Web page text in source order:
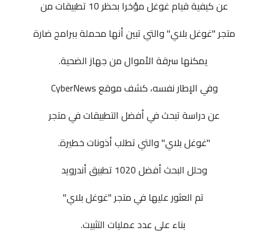
عن كيفية قيام غوغل مؤخرا بحظر 10 تطبيقات من
متجر "غوغل بلاي" والتي تبين أنها محملة ببرامج ضارة
يمكنها سرقة الأموال من جهاز الضحية.
وفي الإطار نفسه، كشف موقع CyberNews
عن دراسة تبحث في أفضل التطبيقات في متجر
"غوغل بلاي" والتي تطلب أذونات خطيرة.
وحلل البحث أفضل 1020 تطبيق أندرويد
تم العثور عليها في متجر "غوغل بلاي"
بناء على عدد عمليات التثبيت.